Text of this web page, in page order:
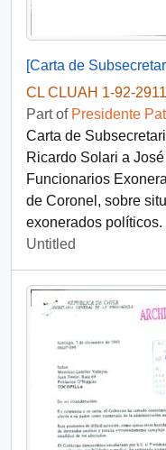
CL CLUAH 1-92-
Part of Presidente
Carta de
Ricardo Solari a
Funcionarios
de Coronel, sobre
exonerados políticos.
Untitled